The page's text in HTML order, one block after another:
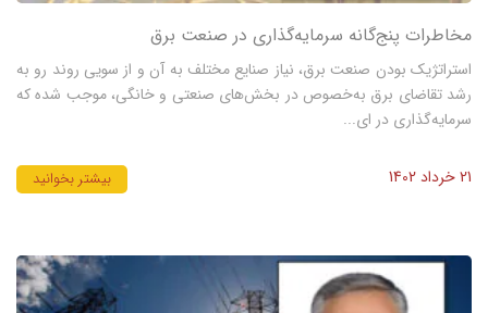
مخاطرات پنج‌گانه سرمایه‌گذاری در صنعت برق
استراتژیک بودن صنعت برق، نیاز صنایع مختلف به آن و از سویی روند رو به
رشد تقاضای برق به‌خصوص در بخش‌‌‌های صنعتی و خانگی، موجب شده که
سرمایه‌گذاری در ای...
21 خرداد 1402 بیشتر بخوانید